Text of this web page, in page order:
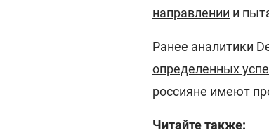
направлении и
Ранее аналитики
определенных
россияне имеют
Читайте также: